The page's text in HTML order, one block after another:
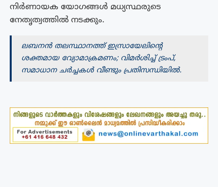
നിർണായക യോഗങ്ങൾ മധ്യസ്ഥരുടെ
നേതൃത്വത്തിൽ നടക്കും.
ലബനൻ തലസ്ഥാനത്ത്‌ ഇസ്രായേലിന്റെ
ശക്തമായ വ്യോമാക്രമണം; വിമർശിച്ച് ട്രംപ്,
സമാധാന ചർച്ചകൾ വീണ്ടും പ്രതിസന്ധിയിൽ.